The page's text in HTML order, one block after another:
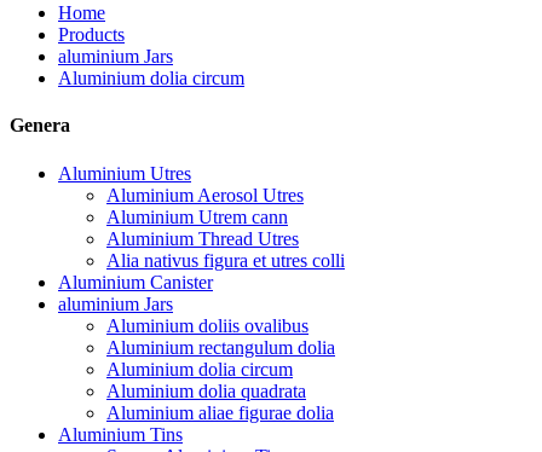
Home
Products
aluminium Jars
Aluminium dolia circum
Genera
Aluminium Utres
Aluminium Aerosol Utres
Aluminium Utrem cann
Aluminium Thread Utres
Alia nativus figura et utres colli
Aluminium Canister
aluminium Jars
Aluminium doliis ovalibus
Aluminium rectangulum dolia
Aluminium dolia circum
Aluminium dolia quadrata
Aluminium aliae figurae dolia
Aluminium Tins